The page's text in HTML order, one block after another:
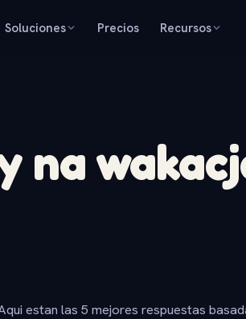
Soluciones Precios Recursos
na
estan las 5 mejores respuestas